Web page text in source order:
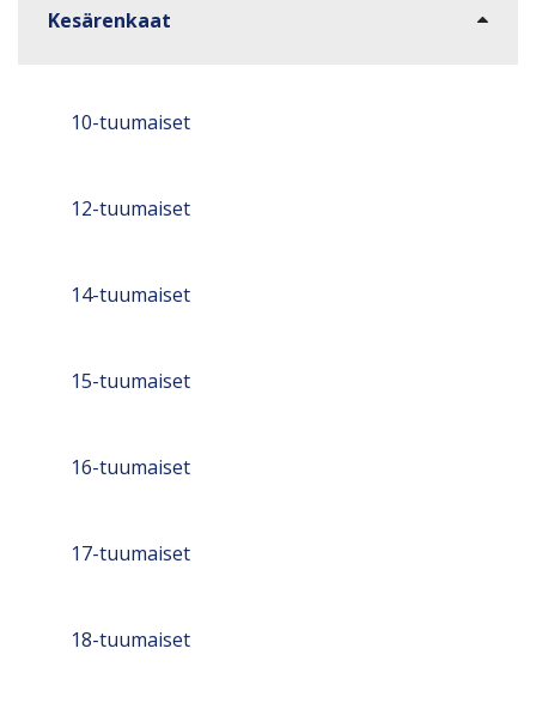
Kesärenkaat
10-tuumaiset
12-tuumaiset
14-tuumaiset
15-tuumaiset
16-tuumaiset
17-tuumaiset
18-tuumaiset